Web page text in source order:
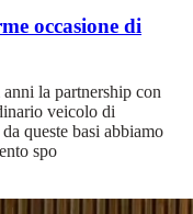
occasione di
la partnership con
veicolo di
queste basi abbiamo
spo